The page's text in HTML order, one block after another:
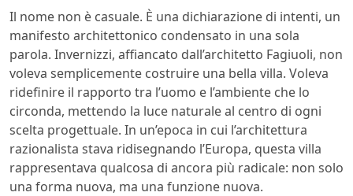
Il nome non è casuale. È una dichiarazione di intenti, un
manifesto architettonico condensato in una sola
parola. Invernizzi, affiancato dall’architetto Fagiuoli, non
voleva semplicemente costruire una bella villa. Voleva
ridefinire il rapporto tra l’uomo e l’ambiente che lo
circonda, mettendo la luce naturale al centro di ogni
scelta progettuale. In un’epoca in cui l’architettura
razionalista stava ridisegnando l’Europa, questa villa
rappresentava qualcosa di ancora più radicale: non solo
una forma nuova, ma una funzione nuova.